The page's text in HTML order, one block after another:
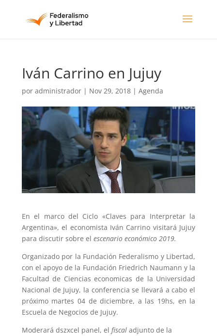
Iván Carrino en Jujuy
por administrador| Nov 29, 2018| Agenda
En el marco del Ciclo «Claves para Interpretar la
Argentina», el economista Iván Carrino visitará Jujuy
para discutir sobre el escenario económico 2019.
Organizado por la Fundación Federalismo y Libertad,
con el apoyo de la Fundación Friedrich Naumann y la
Facultad de Ciencias economicas de la Universidad
Nacional de Jujuy, la conferencia se llevará a cabo el
próximo martes 04 de diciembre, a las 19hs, en la
Escuela de Negocios de Jujuy.
Moderará dszxcel panel, el fiscaladjunto de la